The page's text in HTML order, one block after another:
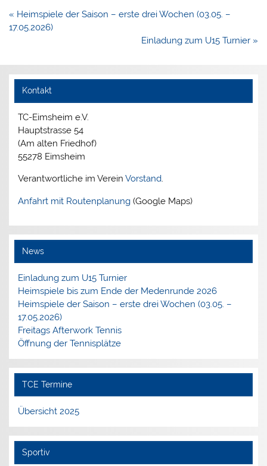
Beitragsnavigation
« Heimspiele der Saison – erste drei Wochen (03.05. –
17.05.2026)
Einladung zum U15 Turnier »
Kontakt
TC-Eimsheim e.V.
Hauptstrasse 54
(Am alten Friedhof)
55278 Eimsheim
Verantwortliche im VereinVorstand.
Anfahrt mit Routenplanung (Google Maps)
News
Einladung zum U15 Turnier
Heimspiele bis zum Ende der Medenrunde 2026
Heimspiele der Saison – erste drei Wochen (03.05. –
17.05.2026)
Freitags Afterwork Tennis
Öffnung der Tennisplätze
TCE Termine
Übersicht 2025
Sportiv